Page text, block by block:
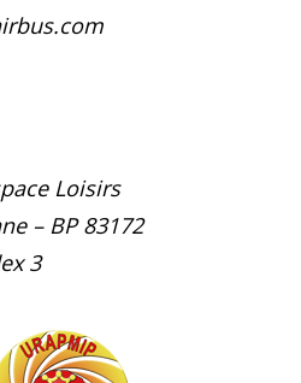
Loisirs
– BP 83172
3